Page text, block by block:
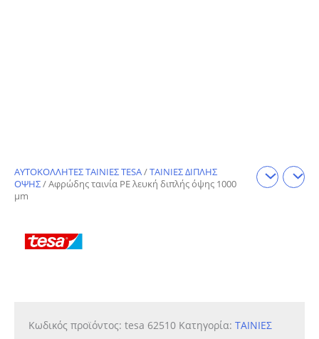
ΑΥΤΟΚΟΛΛΗΤΕΣ ΤΑΙΝΙΕΣ TESA/ΤΑΙΝΙΕΣ ∆ΙΠΛΗΣ
ΟΨΗΣ/ Αφρώδης ταινία ΡΕ λευκή διπλής όψης 1000
µm
Κωδικός προϊόντος: tesa 62510 Κατηγορία: ΤΑΙΝΙΕΣ